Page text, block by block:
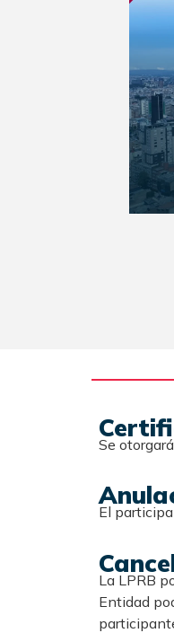
Se
El
La LPRB
Entidad